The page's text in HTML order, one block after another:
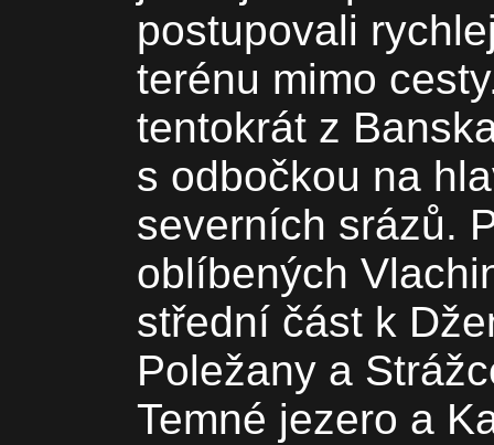
postupovali
terénu mimo
tentokrát z
s odbočkou na
severních srázů.
oblíbených
střední část k
Poležany a
Temné jezero a